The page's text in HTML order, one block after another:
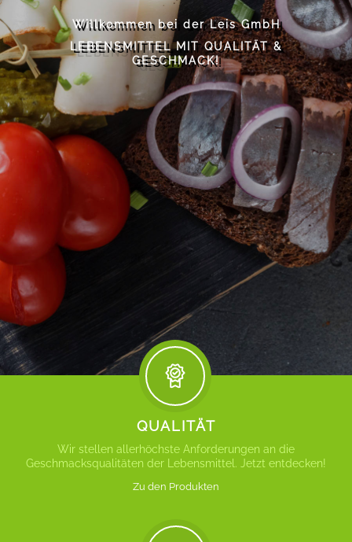
Willkommen bei der Leis GmbH
LEBENSMITTEL MIT QUALITÄT &
GESCHMACK!
Entdecken Sie unsere Produkt-Vielfalt.
JETZT KUNDE DER LEIS GMBH WERDEN!
Online shoppen mit weit über 4000
Artikel.
NOCH FRAGEN? WIR BERATEN SIE
GERNE!
QUALITÄT
Wir stellen allerhöchste Anforderungen an die
Geschmacksqualitäten der Lebensmittel. Jetzt entdecken!
Zu den Produkten